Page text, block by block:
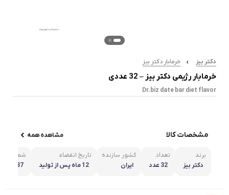
دکتر بیز خرمابار دکتر بیز
خرمابار رژیمی دکتر بیز – 32 عددی
Dr.biz date bar diet flavor
مشخصات کالا مشاهده همه
برند
دکتر بیز
تعداد
32 عدد
کشور سازنده
ایران
تاریخ انقضاء
12 ماه پس از تولید
شماره
1837ظ21